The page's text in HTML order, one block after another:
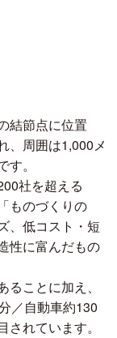
結節点に位置
、周囲は1,000メ
。
社を超える
ものづくりの
、低コスト・短
性に富んだもの
ことに加え、
／自動車約130
れています。